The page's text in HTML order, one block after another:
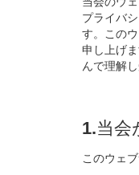
プライバ
す。この
申し上げ
んで理解
1.当会
このウェ